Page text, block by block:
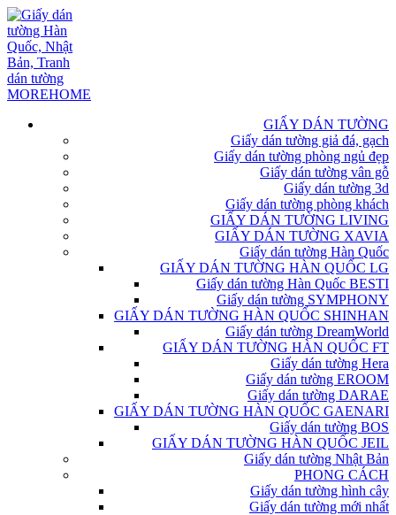
GIẤY DÁN TƯỜNG
Giấy dán tường giả đá, gạch
Giấy dán tường phòng ngủ đẹp
Giấy dán tường vân gỗ
Giấy dán tường 3d
Giấy dán tường phòng khách
GIẤY DÁN TƯỜNG LIVING
GIẤY DÁN TƯỜNG XAVIA
Giấy dán tường Hàn Quốc
GIẤY DÁN TƯỜNG HÀN QUỐC LG
Giấy dán tường Hàn Quốc BESTI
Giấy dán tường SYMPHONY
GIẤY DÁN TƯỜNG HÀN QUỐC SHINHAN
Giấy dán tường DreamWorld
GIẤY DÁN TƯỜNG HÀN QUỐC FT
Giấy dán tường Hera
Giấy dán tường EROOM
Giấy dán tường DARAE
GIẤY DÁN TƯỜNG HÀN QUỐC GAENARI
Giấy dán tường BOS
GIẤY DÁN TƯỜNG HÀN QUỐC JEIL
Giấy dán tường Nhật Bản
PHONG CÁCH
Giấy dán tường hình cây
Giấy dán tường mới nhất